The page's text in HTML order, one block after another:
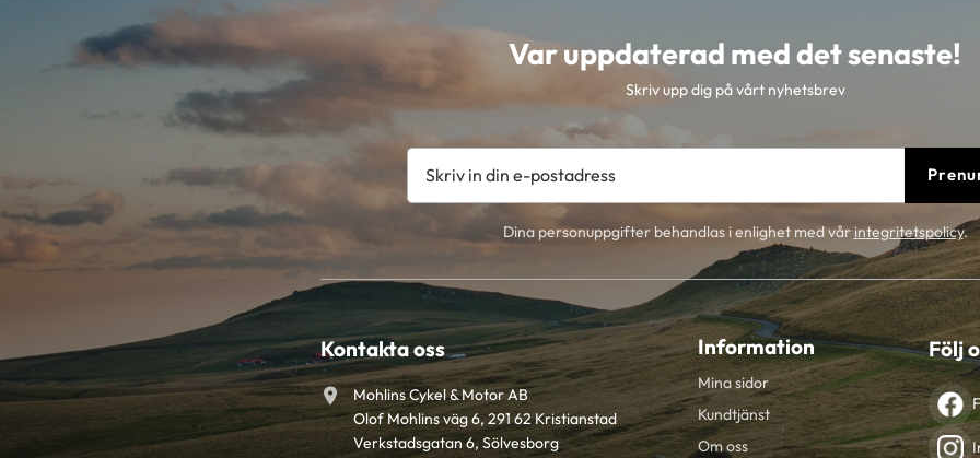
Var uppdaterad med det senaste!
Skriv upp dig på vårt nyhetsbrev
Dina personuppgifter behandlas i enlighet med vårintegritetspolicy.
Kontakta oss
Mohlins Cykel & Motor AB
Olof Mohlins väg 6, 291 62 Kristianstad
Verkstadsgatan 6, Sölvesborg
Information
Mina sidor
Kundtjänst
Om oss
Följ